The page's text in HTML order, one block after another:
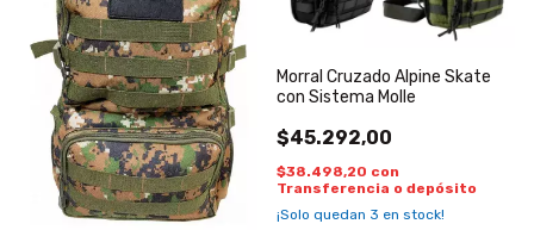
Morral Cruzado Alpine Skate
con Sistema Molle
$45.292,00
$38.498,20 con
Transferencia o depósito
¡Solo quedan 3 en stock!